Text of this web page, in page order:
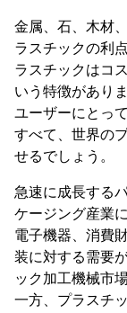
金属、石、木材
ラスチックの利
ラスチックはコ
いう特徴があり
ユーザーにとっ
すべて、世界の
せるでしょう。
急速に成長する
ケージング産業
電子機器、消費
装に対する需要
ック加工機械市
一方、プラスチ